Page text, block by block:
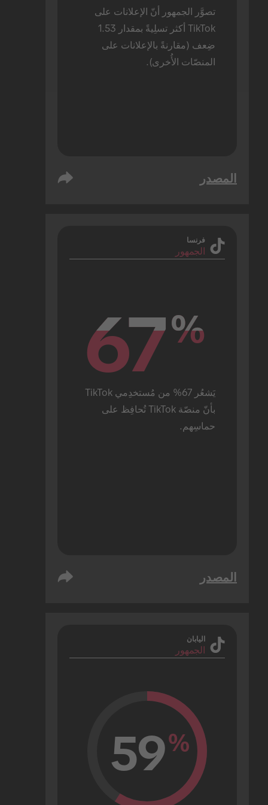
المنصّات الأُخرى).
المصدر
فرنسا
الجمهور
67%
67%
حماسِهم.
المصدر
اليابان
الجمهور
59%